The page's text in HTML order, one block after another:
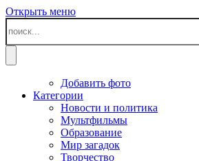
Открыть меню
Добавить фото
Категории
Новости и политика
Мультфильмы
Образование
Мир загадок
Творчество